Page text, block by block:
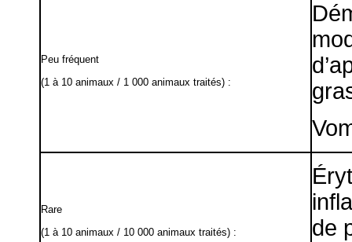
Peu fréquent
(1 à 10 animaux / 1 000 animaux traités) :
Rare
(1 à 10 animaux / 10 000 animaux traités) :
de